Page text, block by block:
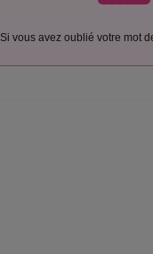
Si vous avez oublié votre mot